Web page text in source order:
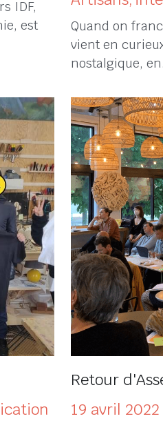
Machinerie
15
Artisans,
vient en
nostalgique,